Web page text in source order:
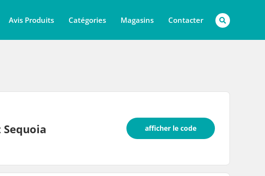
Avis Produits Catégories Magasins Contacter
Sequoia afficher le code